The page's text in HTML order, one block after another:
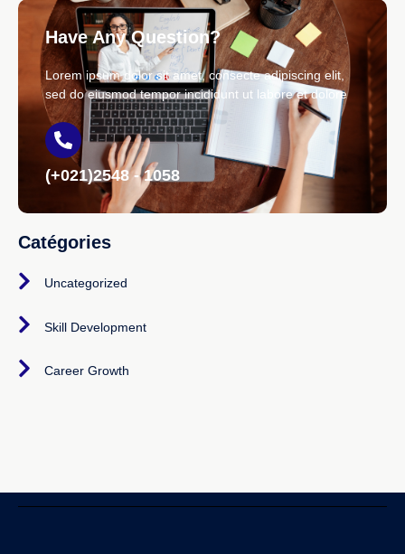
Have Any Question?
Lorem ipsum dolor sit amet, consecte adipiscing elit,
sed do eiusmod tempor incididunt ut labore et dolore
(+021)2548 - 1058
Catégories
Uncategorized
Skill Development
Career Growth